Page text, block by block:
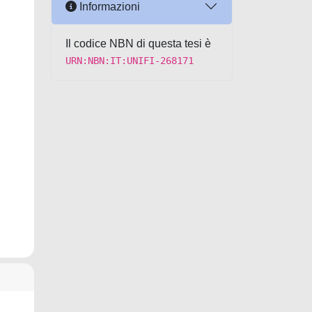
Informazioni
Il codice NBN di questa tesi è
URN:NBN:IT:UNIFI-268171